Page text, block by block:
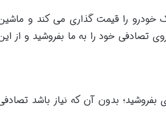
خودرو را قیمت گذاری می کند و
تصادفی خود را به ما بفروشید و از
بفروشید؛ بدون آن که نیاز باشد